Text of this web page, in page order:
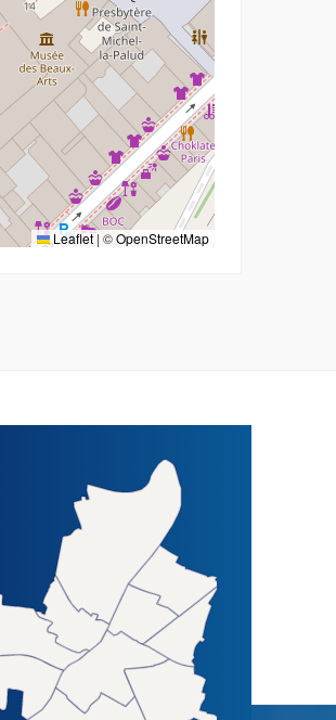
Leaflet| ©OpenStreetMap
DE LA VILLE D'ANGERS